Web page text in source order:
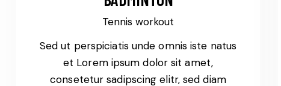
Tennis workout
Sed ut perspiciatis unde omnis iste natus
et Lorem ipsum dolor sit amet,
consetetur sadipscing elitr, sed diam